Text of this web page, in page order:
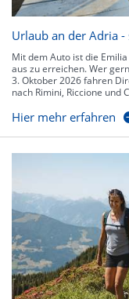
Urlaub an der Adria
Mit dem Auto ist die
aus zu erreichen. Wer
3. Oktober 2026 fahren
nach Rimini, Riccione und
Hier mehr erfahren